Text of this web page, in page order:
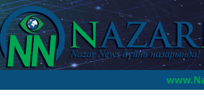
www.NazarNews.kg